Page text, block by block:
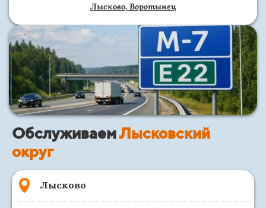
Лысково, Воротынец
ОбслуживаемЛысковский
округ
Лысково